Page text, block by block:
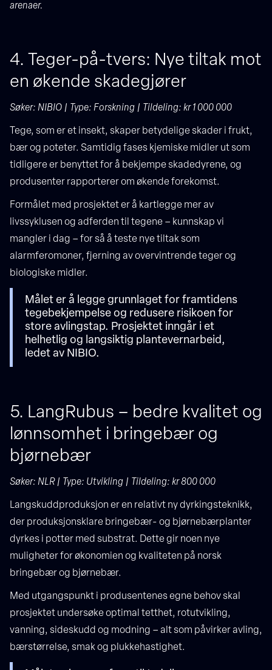
arenaer.
4. Teger-på-tvers: Nye tiltak mot
en økende skadegjører
Søker: NIBIO | Type: Forskning | Tildeling: kr 1 000 000
Tege, som er et insekt, skaper betydelige skader i frukt,
bær og poteter. Samtidig fases kjemiske midler ut som
tidligere er benyttet for å bekjempe skadedyrene, og
produsenter rapporterer om økende forekomst.
Formålet med prosjektet er å kartlegge mer av
livssyklusen og adferden til tegene – kunnskap vi
mangler i dag – for så å teste nye tiltak som
alarmferomoner, fjerning av overvintrende teger og
biologiske midler.
Målet er å legge grunnlaget for framtidens
tegebekjempelse og redusere risikoen for
store avlingstap. Prosjektet inngår i et
helhetlig og langsiktig plantevernarbeid,
ledet av NIBIO.
5. LangRubus – bedre kvalitet og
lønnsomhet i bringebær og
bjørnebær
Søker: NLR | Type: Utvikling | Tildeling: kr 800 000
Langskuddproduksjon er en relativt ny dyrkingsteknikk,
der produksjonsklare bringebær- og bjørnebærplanter
dyrkes i potter med substrat. Dette gir noen nye
muligheter for økonomien og kvaliteten på norsk
bringebær og bjørnebær.
Med utgangspunkt i produsentenes egne behov skal
prosjektet undersøke optimal tetthet, rotutvikling,
vanning, sideskudd og modning – alt som påvirker avling,
bærstørrelse, smak og plukkehastighet.